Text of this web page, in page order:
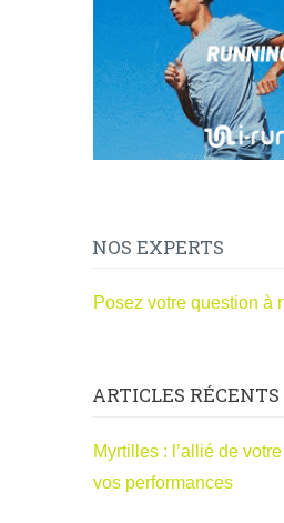
NOS EXPERTS
Posez votre question à
ARTICLES RÉCENTS
Myrtilles : l’allié de
vos performances